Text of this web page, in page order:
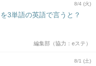
8/4 (火)
3単語の英語で言うと？
編集部（協力：eステ）
8/1 (土)